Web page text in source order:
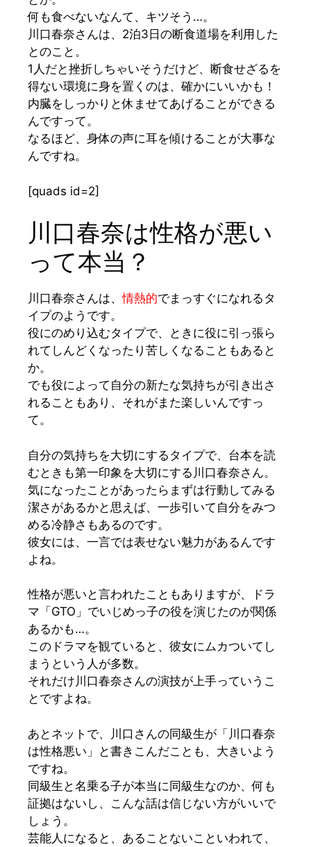
何も食べないなんて、キツそう…。
川口春奈さんは、2泊3日の断食道場を利用した
とのこと。
1人だと挫折しちゃいそうだけど、断食せざるを
得ない環境に身を置くのは、確かにいいかも！
内臓をしっかりと休ませてあげることができる
んですって。
なるほど、身体の声に耳を傾けることが大事な
んですね。
[quads id=2]
川口春奈は性格が悪い
って本当？
川 口春奈さんは、情熱的でまっすぐになれるタ
イプのようです。
役にのめり込むタイプで、ときに役に引っ張ら
れてしんどくなったり苦しくなることもあると
か。
でも役によって自分の新たな気持ちが引き出さ
れることもあり、それがまた楽しいんですっ
て。
自分の気持ちを大切にするタイプで、台本を読
むときも第一印象を大切にする川口春奈さん。
気になったことがあったらまずは行動してみる
潔さがあるかと思えば、 一歩引いて自分をみつ
める冷静さ もあるのです。
彼女には、一言では表せない魅力があるんです
よね。
性格が悪いと言われたこともありますが、ドラ
マ 「GTO」 でいじめっ子の役を演じたのが関係
あるかも…。
このドラマを観ていると、彼女にムカついてし
まうという人が多数。
それだけ川口春奈さんの演技が上手っていうこ
とですよね。
あとネットで、川口さんの同級生が「川口春奈
は性格悪い」と書きこんだことも、大きいよう
ですね。
同級生と名乗る子が本当に同級生なのか、何も
証拠はないし、こんな話は信じない方がいいで
しょう。
芸能人になると、あることないこといわれて、